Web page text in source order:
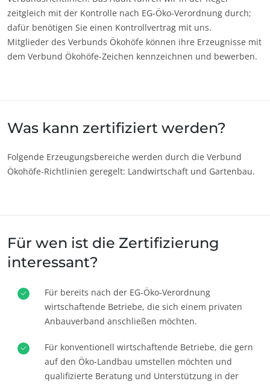
UNSERE CSR-VERPFLICHTUNGEN
Mit unseren Teams bewegen
Serbien (Serbisch)
Spanien
Türkei (Türkisch)
zeitgleich mit der Kontrolle nach EG-Öko-Verordnung durch;
dafür benötigen Sie einen Kontrollvertrag mit uns.
Mitglieder des Verbunds Ökohöfe können ihre Erzeugnisse mit
dem Verbund Ökohöfe-Zeichen kennzeichnen und bewerben.
Was kann zertifiziert werden?
Folgende Erzeugungsbereiche werden durch die Verbund
Ökohöfe-Richtlinien geregelt: Landwirtschaft und Gartenbau.
Für wen ist die Zertifizierung
interessant?
Für bereits nach der EG-Öko-Verordnung
wirtschaftende Betriebe, die sich einem privaten
Anbauverband anschließen möchten.
Für konventionell wirtschaftende Betriebe, die gern
auf den Öko-Landbau umstellen möchten und
qualifizierte Beratung und Unterstützung in der